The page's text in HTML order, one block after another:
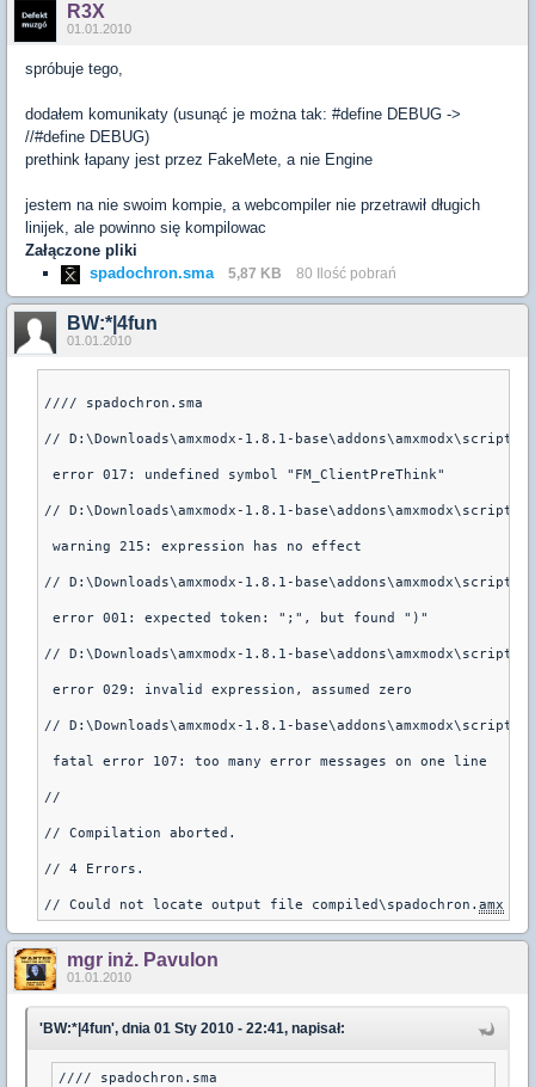
R3X
01.01.2010
spróbuje tego,
dodałem komunikaty (usunąć je można tak: #define DEBUG ->
//#define DEBUG)
prethink łapany jest przez FakeMete, a nie Engine
jestem na nie swoim kompie, a webcompiler nie przetrawił długich
linijek, ale powinno się kompilowac
Załączone pliki
spadochron.sma
5,87 KB 80 Ilość pobrań
BW:*|4fun
01.01.2010
//// spadochron.sma
// D:\Downloads\amxmodx-1.8.1-
error 017: undefined symbol "FM_ClientPreThink"
// D:\Downloads\amxmodx-1.8.1-
warning 215: expression has no effect
// D:\Downloads\amxmodx-1.8.1-
error 001: expected token: ";", but found ")"
// D:\Downloads\amxmodx-1.8.1-
error 029: invalid expression, assumed zero
// D:\Downloads\amxmodx-1.8.1-
fatal error 107: too many error messages on one line
//
// Compilation aborted.
// 4 Errors.
// Could not locate output file compiled\spadochron. amx
mgr inż. Pavulon
01.01.2010
'BW:*|4fun', dnia 01 Sty 2010 - 22:41, napisał:
//// spadochron.sma